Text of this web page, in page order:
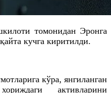
томонидан Эронга
кучга киритилди.
кўра, янгиланган
активларини